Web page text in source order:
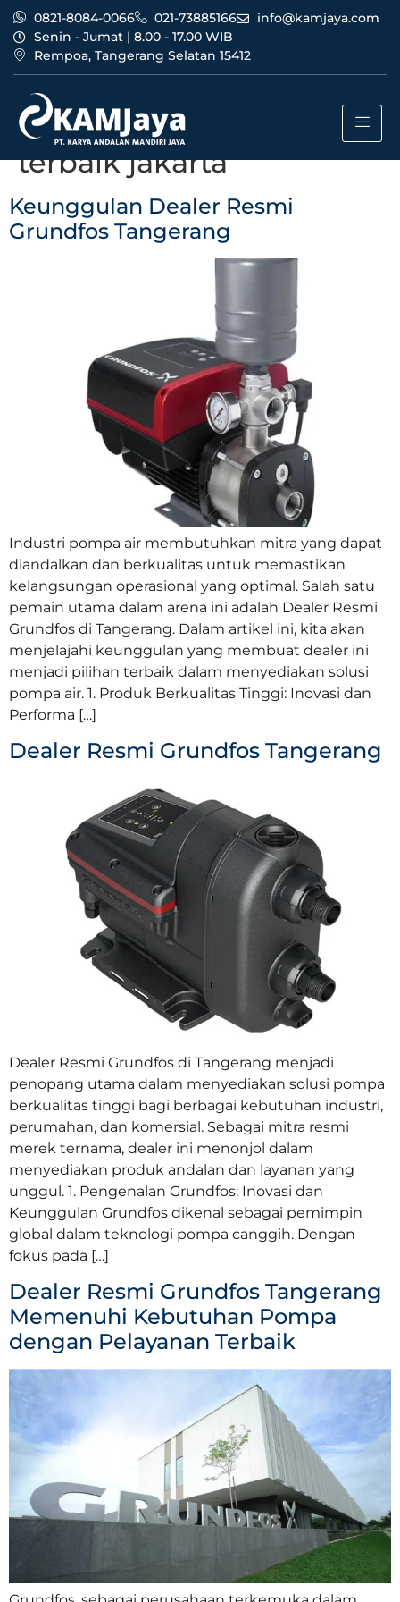
0821-8084-0066 021-73885166
info@kamjaya.com
Senin - Jumat | 8.00 - 17.00 WIB
Rempoa, Tangerang Selatan 15412
Tag:
grundfos tangerang
terbaik jakarta
Keunggulan Dealer Resmi
Grundfos Tangerang
Industri pompa air membutuhkan mitra yang dapat
diandalkan dan berkualitas untuk memastikan
kelangsungan operasional yang optimal. Salah satu
pemain utama dalam arena ini adalah Dealer Resmi
Grundfos di Tangerang. Dalam artikel ini, kita akan
menjelajahi keunggulan yang membuat dealer ini
menjadi pilihan terbaik dalam menyediakan solusi
pompa air. 1. Produk Berkualitas Tinggi: Inovasi dan
Performa […]
Dealer Resmi Grundfos Tangerang
Dealer Resmi Grundfos di Tangerang menjadi
penopang utama dalam menyediakan solusi pompa
berkualitas tinggi bagi berbagai kebutuhan industri,
perumahan, dan komersial. Sebagai mitra resmi
merek ternama, dealer ini menonjol dalam
menyediakan produk andalan dan layanan yang
unggul. 1. Pengenalan Grundfos: Inovasi dan
Keunggulan Grundfos dikenal sebagai pemimpin
global dalam teknologi pompa canggih. Dengan
fokus pada […]
Dealer Resmi Grundfos Tangerang
Memenuhi Kebutuhan Pompa
dengan Pelayanan Terbaik